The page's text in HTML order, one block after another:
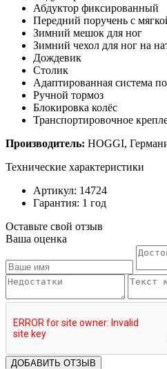
Абдуктор фиксированный
Передний поручень с
Зимний мешок для ног
Зимний чехол для ног на
Дождевик
Столик
Адаптированная система
Ручной тормоз
Блокировка колёс
Транспортировочное
Производитель: HOGGI,
Технические характеристики
Артикул: 14724
Гарантия: 1 год
Оставьте свой отзыв
Ваша оценка
ДОБАВИТЬ ОТЗЫВ